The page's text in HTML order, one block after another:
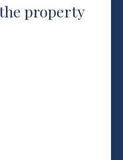
property